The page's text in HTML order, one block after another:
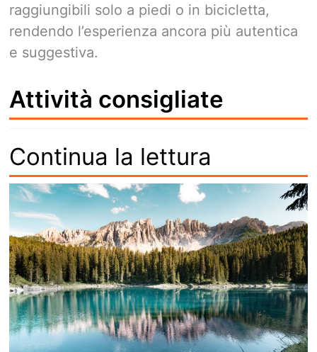
raggiungibili solo a piedi o in bicicletta,
rendendo l’esperienza ancora più autentica
e suggestiva.
Attività consigliate
Continua la lettura